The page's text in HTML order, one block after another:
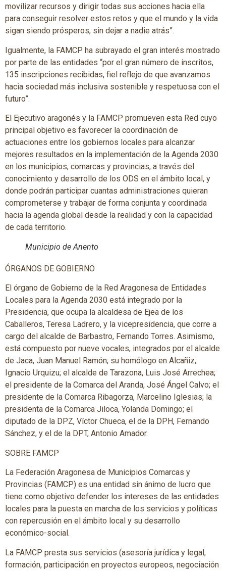
movilizar recursos y dirigir todas sus acciones hacia ella
para conseguir resolver estos retos y que el mundo y la vida
sigan siendo prósperos, sin dejar a nadie atrás”.
Igualmente, la FAMCP ha subrayado el gran interés mostrado
por parte de las entidades “por el gran número de inscritos,
135 inscripciones recibidas, fiel reflejo de que avanzamos
hacia sociedad más inclusiva sostenible y respetuosa con el
futuro”.
El Ejecutivo aragonés y la FAMCP promueven esta Red cuyo
principal objetivo es favorecer la coordinación de
actuaciones entre los gobiernos locales para alcanzar
mejores resultados en la implementación de la Agenda 2030
en los municipios, comarcas y provincias, a través del
conocimiento y desarrollo de los ODS en el ámbito local, y
donde podrán participar cuantas administraciones quieran
comprometerse y trabajar de forma conjunta y coordinada
hacia la agenda global desde la realidad y con la capacidad
de cada territorio.
Municipio de Anento
ÓRGANOS DE GOBIERNO
El órgano de Gobierno de la Red Aragonesa de Entidades
Locales para la Agenda 2030 está integrado por la
Presidencia, que ocupa la alcaldesa de Ejea de los
Caballeros, Teresa Ladrero, y la vicepresidencia, que corre a
cargo del alcalde de Barbastro, Fernando Torres. Asimismo,
está compuesto por nueve vocales, integrados por el alcalde
de Jaca, Juan Manuel Ramón; su homólogo en Alcañiz,
Ignacio Urquizu; el alcalde de Tarazona, Luis José Arrechea;
el presidente de la Comarca del Aranda, José Ángel Calvo; el
presidente de la Comarca Ribagorza, Marcelino Iglesias; la
presidenta de la Comarca Jiloca, Yolanda Domingo; el
diputado de la DPZ, Víctor Chueca, el de la DPH, Fernando
Sánchez, y el de la DPT, Antonio Amador.
SOBRE FAMCP
La Federación Aragonesa de Municipios Comarcas y
Provincias (FAMCP) es una entidad sin ánimo de lucro que
tiene como objetivo defender los intereses de las entidades
locales para la puesta en marcha de los servicios y políticas
con repercusión en el ámbito local y su desarrollo
económico-social.
La FAMCP presta sus servicios (asesoría jurídica y legal,
formación, participación en proyectos europeos, negociación